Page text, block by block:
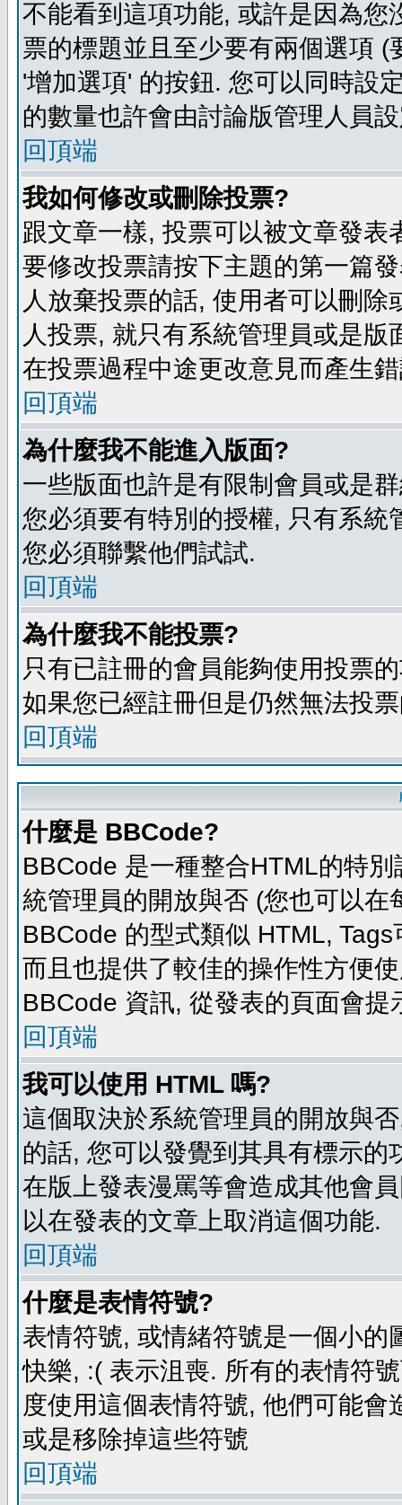
不能看到這項功能, 或許是因為
票的標題並且至少要有兩個選項
'增加選項' 的按鈕. 您可以同時設
的數量也許會由討論版管理人員
回頂端
我如何修改或刪除投票?
跟文章一樣, 投票可以被文章發
要修改投票請按下主題的第一篇
人放棄投票的話, 使用者可以刪
人投票, 就只有系統管理員或是
在投票過程中途更改意見而產生
回頂端
為什麼我不能進入版面?
一些版面也許是有限制會員或是
您必須要有特別的授權, 只有系
您必須聯繫他們試試.
回頂端
為什麼我不能投票?
只有已註冊的會員能夠使用投票
如果您已經註冊但是仍然無法投
回頂端
什麼是 BBCode?
BBCode 是一種整合HTML的特
統管理員的開放與否 (您也可以
BBCode 的型式類似 HTML,
而且也提供了較佳的操作性方便
BBCode 資訊, 從發表的頁面會提
回頂端
我可以使用 HTML 嗎?
這個取決於系統管理員的開放與
的話, 您可以發覺到其具有標示
在版上發表漫罵等會造成其他會
以在發表的文章上取消這個功能.
回頂端
什麼是表情符號?
表情符號, 或情緒符號是一個小
快樂, :( 表示沮喪. 所有的表情符
度使用這個表情符號, 他們可能
或是移除掉這些符號
回頂端